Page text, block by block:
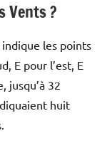
Vents ?
les points
E pour l’est, E
jusqu’à 32
huit